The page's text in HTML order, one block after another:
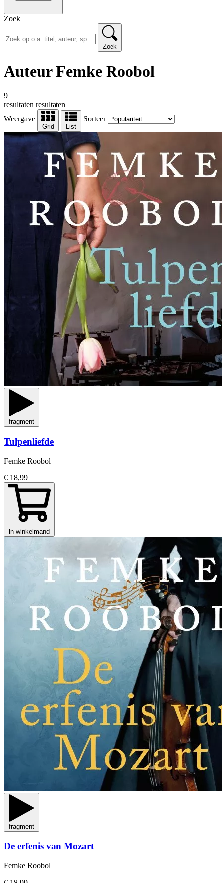
Zoek
Zoek
Auteur Femke Roobol
9
resultaten resultaten
Weergave
Grid List
Sorteer
fragment
Tulpenliefde
Femke Roobol
€ 18,99
in winkelmand
fragment
De erfenis van Mozart
Femke Roobol